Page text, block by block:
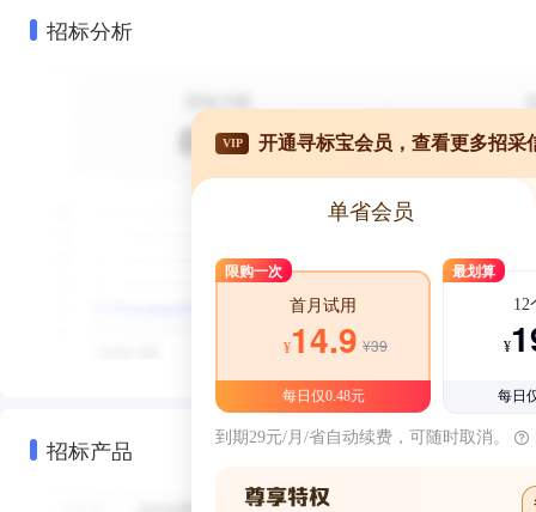
招标分析
招标产品
VIP 开通寻标宝会员，查看更多招采
单省会员
限购一次
首月试用
¥14.9 ¥39
每日仅0.48元
最划算
12
¥
每日
到期29元/月/省自动续费，可随时取消。